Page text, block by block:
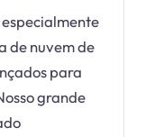
de nuvem de
para
grande